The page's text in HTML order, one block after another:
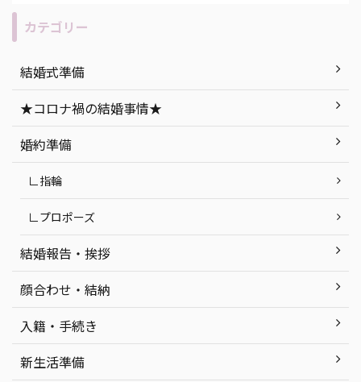
人と
の
でき
は
』
いき
ディングのメリット・デメリットの説
トウエディングを徹底解説します！ 目
次 「ナイトウエディング」って何？ ナ
イトウエディングのメリット・デメリ
ット ナイトウエディングの式場探しで
気をつけたいポイン ...
ト
紹
町
カテゴリー
結婚式準備
★コロナ禍の結婚事情★
婚約準備
∟指輪
∟プロポーズ
結婚報告・挨拶
顔合わせ・結納
入籍・手続き
新生活準備